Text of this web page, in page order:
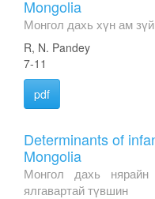
Mongolia
Монгол дахь хүн ам
R, N. Pandey
7-11
pdf
Determinants of
Mongolia
Монгол дахь нярайн
ялгавартай түвшин